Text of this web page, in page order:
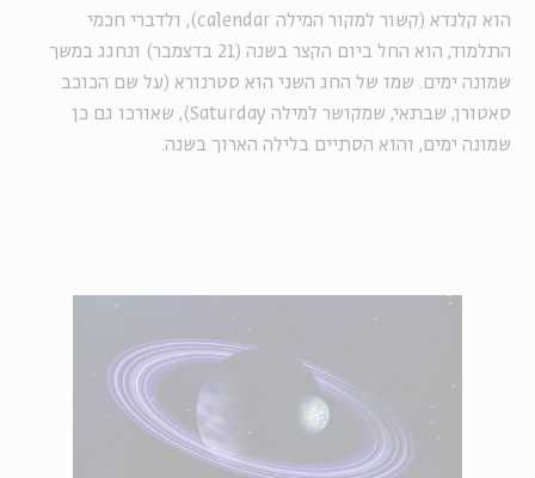
הוא קלנדא (קשור למקור המילה calendar), ולדברי חכמי
התלמוד, הוא החל ביום הקצר בשנה (21 בדצמבר) ונחגג במשך
שמונה ימים. שמו של החג השני הוא סטרנורא (על שם הכוכב
סאטורן, שבתאי, שמקושר למילה Saturday), שאורכו גם כן
שמונה ימים, והוא הסתיים בלילה הארוך בשנה.